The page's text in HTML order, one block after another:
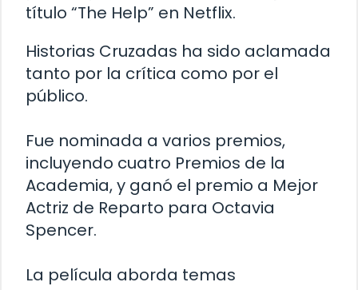
título “The Help” en Netflix.
Historias Cruzadas ha sido aclamada
tanto por la crítica como por el
público.
Fue nominada a varios premios,
incluyendo cuatro Premios de la
Academia, y ganó el premio a Mejor
Actriz de Reparto para Octavia
Spencer.
La película aborda temas